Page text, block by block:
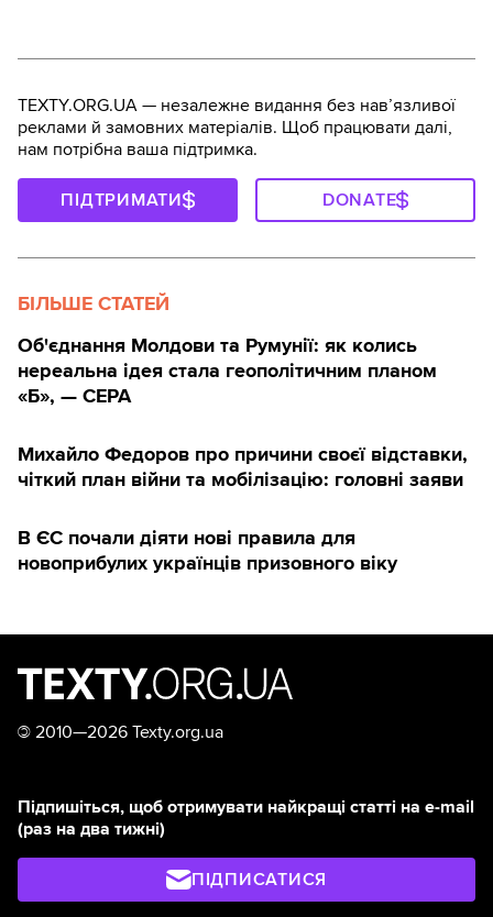
TEXTY.ORG.UA — незалежне видання без навʼязливої
реклами й замовних матеріалів. Щоб працювати далі,
нам потрібна ваша підтримка.
ПІДТРИМАТИ DONATE
БІЛЬШЕ СТАТЕЙ
Об'єднання Молдови та Румунії: як колись
нереальна ідея стала геополітичним планом
«Б», — CEPA
Михайло Федоров про причини своєї відставки,
чіткий план війни та мобілізацію: головні заяви
В ЄС почали діяти нові правила для
новоприбулих українців призовного віку
© 2010—2026 Texty.org.ua
Підпишіться, щоб отримувати найкращі статті на e-mail
(раз на два тижні)
ПІДПИСАТИСЯ